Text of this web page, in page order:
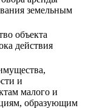
земельным
объекта
действия
и
малого и
образующим